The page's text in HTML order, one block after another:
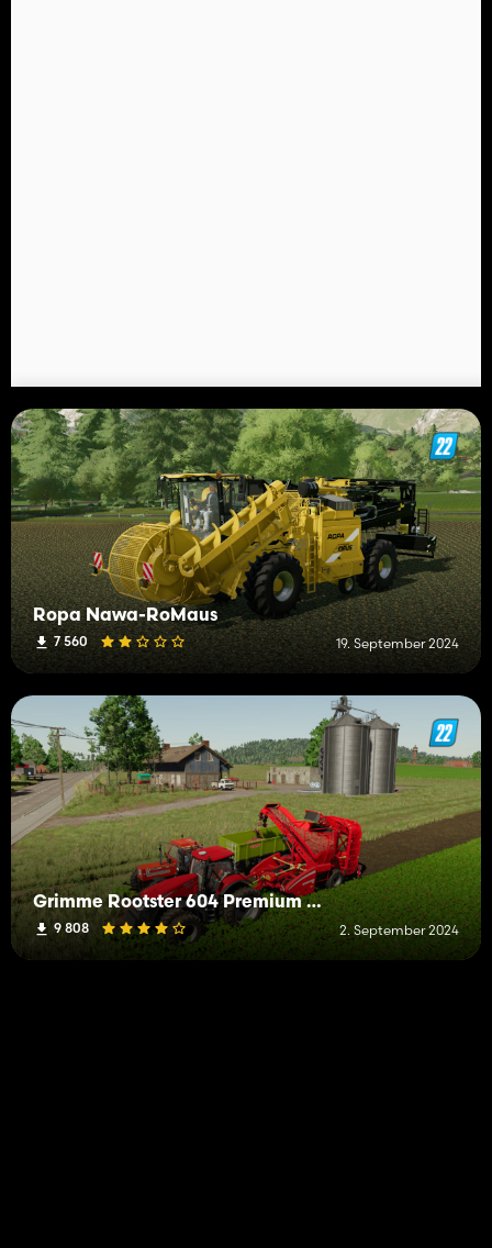
Ropa Nawa-RoMaus
7 560 19. September 2024
Grimme Rootster 604 Premium DLC
9 808 2. September 2024